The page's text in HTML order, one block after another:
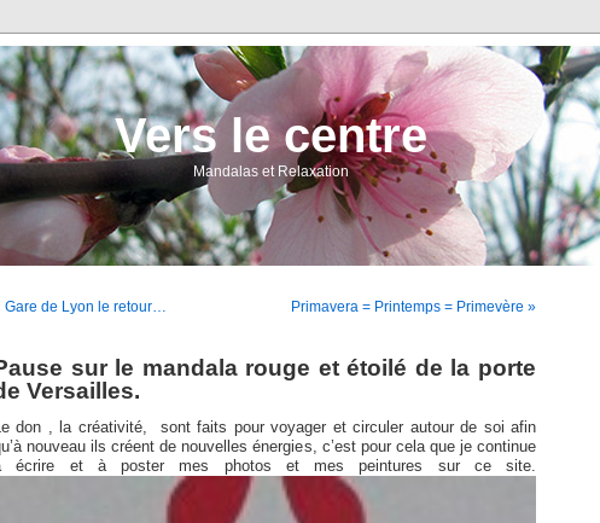
Vers le centre
Mandalas et Relaxation
Gare de Lyon le retour… Primavera = Printemps = Primevère »
sur le mandala rouge et étoilé de la porte
Versailles.
don , la créativité, sont faits pour voyager et circuler autour de soi afin
nouveau ils créent de nouvelles énergies, c’est pour cela que je continue
écrire et à poster mes photos et mes peintures sur ce site.